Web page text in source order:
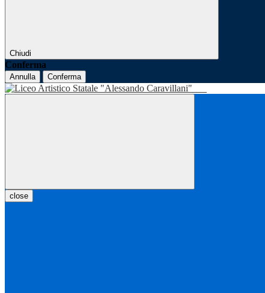
Chiudi
Conferma
Annulla Conferma
close